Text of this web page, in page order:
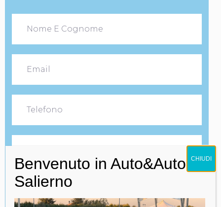
Benvenuto in Auto&Auto
Salierno
CHIUDI